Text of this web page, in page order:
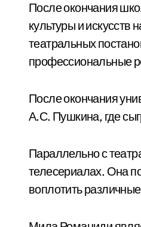
После окончания
культуры и искусств
театральных
профессиональные
После окончания
А.С. Пушкина, где
Параллельно с
телесериалах. Она
воплотить